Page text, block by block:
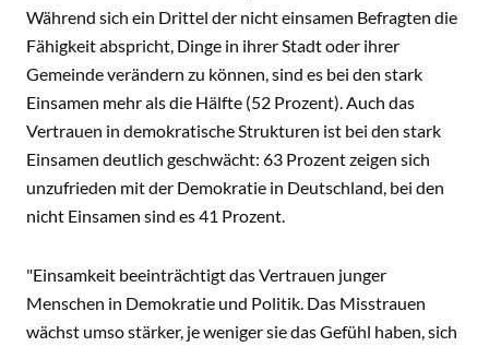
Während sich ein Drittel der nicht einsamen Befragten die
Fähigkeit abspricht, Dinge in ihrer Stadt oder ihrer
Gemeinde verändern zu können, sind es bei den stark
Einsamen mehr als die Hälfte (52 Prozent). Auch das
Vertrauen in demokratische Strukturen ist bei den stark
Einsamen deutlich geschwächt: 63 Prozent zeigen sich
unzufrieden mit der Demokratie in Deutschland, bei den
nicht Einsamen sind es 41 Prozent.
"Einsamkeit beeinträchtigt das Vertrauen junger
Menschen in Demokratie und Politik. Das Misstrauen
wächst umso stärker, je weniger sie das Gefühl haben, sich